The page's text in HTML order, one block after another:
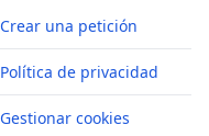
Crear una petición
Política de privacidad
Gestionar cookies